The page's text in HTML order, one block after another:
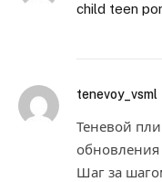
child teen
tenevoy_vsml
Теневой
обновления
Шаг за